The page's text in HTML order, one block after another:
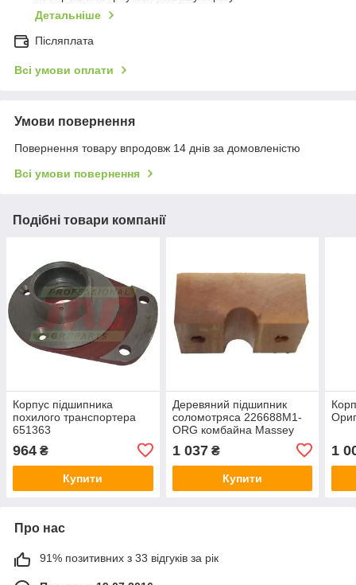
Детальніше
Післяплата
Всі умови оплати
Умови повернення
Повернення товару впродовж 14 днів за домовленістю
Всі умови повернення
Подібні товари компанії
Корпус підшипника
похилого транспортера
651363
964 ₴
Купити
Деревяний підшипник
соломотряса 226688M1-
ORG комбайна Massey
Ferguson — половина d-
2mm N8
1 037₴
Купити
1
Про нас
91% позитивних з 33 відгуків за рік